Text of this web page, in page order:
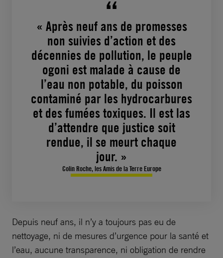
« Après neuf ans de promesses
non suivies d’action et des
décennies de pollution, le peuple
ogoni est malade à cause de
l’eau non potable, du poisson
contaminé par les hydrocarbures
et des fumées toxiques. Il est las
d’attendre que justice soit
rendue, il se meurt chaque
jour. »
Colin Roche, les Amis de la Terre Europe
Depuis neuf ans, il n’y a toujours pas eu de
nettoyage, ni de mesures d’urgence pour la santé et
l’eau, aucune transparence, ni obligation de rendre